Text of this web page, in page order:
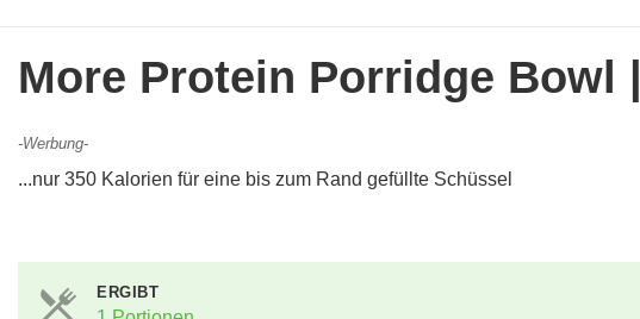
More Protein Porridge Bowl
-Werbung-
...nur 350 Kalorien für eine bis zum Rand gefüllte Schüssel
ERGIBT